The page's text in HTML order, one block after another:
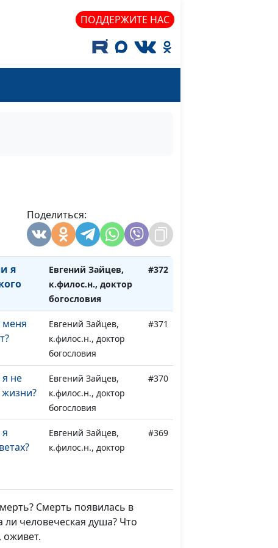
ПОДДЕРЖИТЕ НАС
Поделиться:
к.филос.н., доктор
богословия
Евгений Зайцев,
к.филос.н., доктор
#376
Евгений Зайцев,
#375
Евгений Зайцев,
к.филос.н., доктор
богословия
я
Евгений Зайцев,
к.филос.н., доктор
богословия
#372
меня
Евгений Зайцев,
к.филос.н., доктор
богословия
#371
не
Евгений Зайцев,
к.филос.н., доктор
богословия
#370
Евгений Зайцев,
к.филос.н., доктор
#369
не
Евгений Зайцев,
богословия
#368
Смерть появилась в
человеческая душа? Что
оживет.